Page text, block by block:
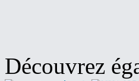
Découvrez